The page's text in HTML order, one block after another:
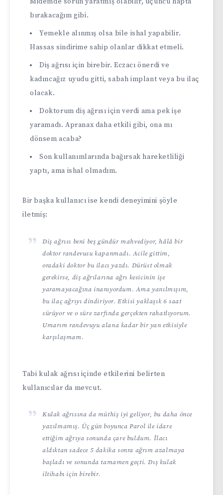
bırakacağım gibi.
Yemekle alınmış olsa bile ishal yapabilir.
Hassas sindirime sahip olanlar dikkat etmeli.
Diş ağrısı için birebir. Eczacı önerdi ve
kadıncağız uyudu gitti, sabah implant veya bu ilaç
olacak.
Doktorum diş ağrısı için verdi ama pek işe
yaramadı. Apranax daha etkili gibi, ona mı
dönsem acaba?
Son kullanımlarında bağırsak hareketliliği
yaptı, ama ishal olmadım.
Bir başka kullanıcı ise kendi deneyimini şöyle
iletmiş:
Diş ağrısı beni beş gündür mahvediyor, hâlâ bir
doktor randevusu kapanmadı. Acile gittim,
oradaki doktor bu ilacı yazdı. Dürüst olmak
gerekirse, diş ağrılarına ağrı kesicinin işe
yaramayacağına inanıyordum. Ama yanılmışım,
bu ilaç ağrıyı dindiriyor. Etkisi yaklaşık 6 saat
sürüyor ve o süre zarfında gerçekten rahatlıyorum.
Umarım randevuyu alana kadar bir yan etkisiyle
karşılaşmam.
Tabi kulak ağrısı içinde etkilerini belirten
kullanıcılar da mevcut.
Kulak ağrısına da müthiş iyi geliyor, bu daha önce
yazılmamış. Üç gün boyunca Parol ile idare
ettiğim ağrıya sonunda çare buldum. İlacı
aldıktan sadece 5 dakika sonra ağrım azalmaya
başladı ve sonunda tamamen geçti. Dış kulak
iltihabı için birebir.